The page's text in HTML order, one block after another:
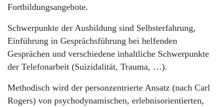
Fortbildungsangebote.
Schwerpunkte der Ausbildung sind Selbsterfahrung,
Einführung in Gesprächsführung bei helfenden
Gesprächen und verschiedene inhaltliche Schwerpunkte
der Telefonarbeit (Suizidalität, Trauma, …).
Methodisch wird der personzentrierte Ansatz (nach Carl
Rogers) von psychodynamischen, erlebnisorientierten,